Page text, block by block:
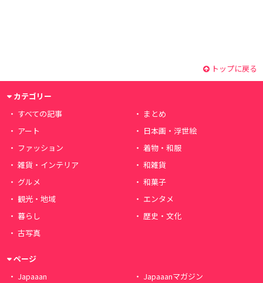
トップに戻る
カテゴリー
すべての記事
まとめ
アート
日本画・浮世絵
ファッション
着物・和服
雑貨・インテリア
和雑貨
グルメ
和菓子
観光・地域
エンタメ
暮らし
歴史・文化
古写真
ページ
Japaaan
Japaaanマガジン